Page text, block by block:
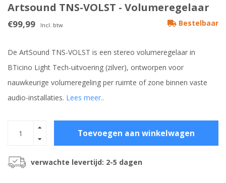
Artsound TNS-VOLST - Volumeregelaar
€99,99 Incl. btw Bestelbaar
De ArtSound TNS-VOLST is een stereo volumeregelaar in
BTicino Light Tech-uitvoering (zilver), ontworpen voor
nauwkeurige volumeregeling per ruimte of zone binnen vaste
audio-installaties. Lees meer..
Toevoegen aan winkelwagen
verwachte levertijd: 2-5 dagen